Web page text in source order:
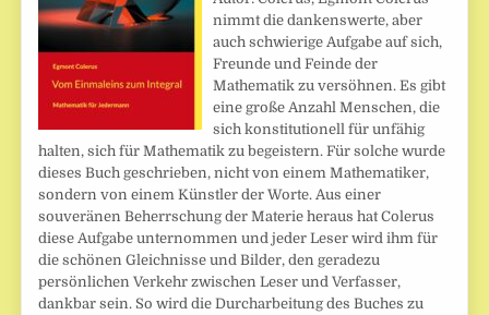
nimmt die dankenswerte, aber
auch schwierige Aufgabe auf sich,
Freunde und Feinde der
Mathematik zu versöhnen. Es gibt
eine große Anzahl Menschen, die
sich konstitutionell für unfähig
halten, sich für Mathematik zu begeistern. Für solche wurde
dieses Buch geschrieben, nicht von einem Mathematiker,
sondern von einem Künstler der Worte. Aus einer
souveränen Beherrschung der Materie heraus hat Colerus
diese Aufgabe unternommen und jeder Leser wird ihm für
die schönen Gleichnisse und Bilder, den geradezu
persönlichen Verkehr zwischen Leser und Verfasser,
dankbar sein. So wird die Durcharbeitung des Buches zu